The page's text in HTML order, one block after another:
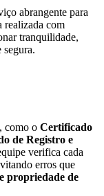
abrangente para
realizada com
tranquilidade,
segura.
como o Certificado
de Registro e
verifica cada
erros que
propriedade de